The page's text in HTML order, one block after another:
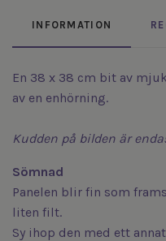
INFORMATION
En 38 x 38 cm bit av
av en enhörning.
Kudden på bilden är
Sömnad
Panelen blir fin som
liten filt.
Sy ihop den med ett